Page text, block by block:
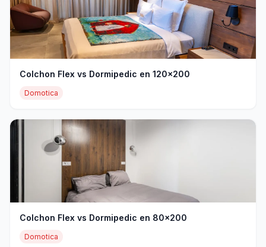
Colchon Flex vs Dormipedic en 120x200
Domotica
Colchon Flex vs Dormipedic en 80x200
Domotica